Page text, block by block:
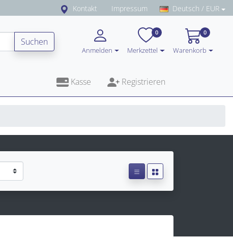
Kontakt Impressum Deutsch / EUR
Suchen
Anmelden Merkzettel
0
Warenkorb
0
Kasse Registrieren